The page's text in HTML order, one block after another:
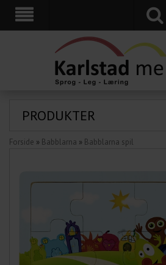
PRODUKTER
Forside » Babblarna » Babblarna spil